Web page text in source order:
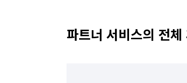
파트너 서비스의 전체